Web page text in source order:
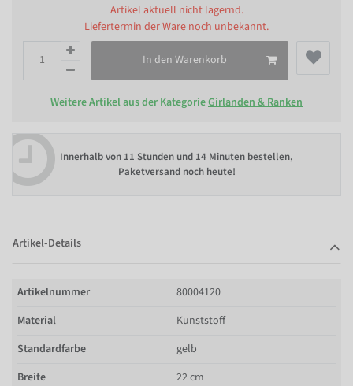
Artikel aktuell nicht lagernd.
Liefertermin der Ware noch unbekannt.
In den Warenkorb
Weitere Artikel aus der KategorieGirlanden & Ranken
Innerhalb von 11 Stunden und 14 Minuten bestellen,
Paketversand noch heute!
Artikel-Details
Artikelnummer
80004120
Material
Kunststoff
Standardfarbe
gelb
Breite
22 cm